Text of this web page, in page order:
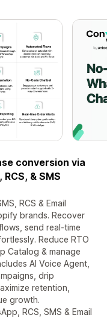
conversion via
& SMS
RCS & Email
brands. Recover
send real-time
Reduce RTO
Catalog & manage
AI Voice Agent,
drip
retention,
growth.
RCS, SMS & Email